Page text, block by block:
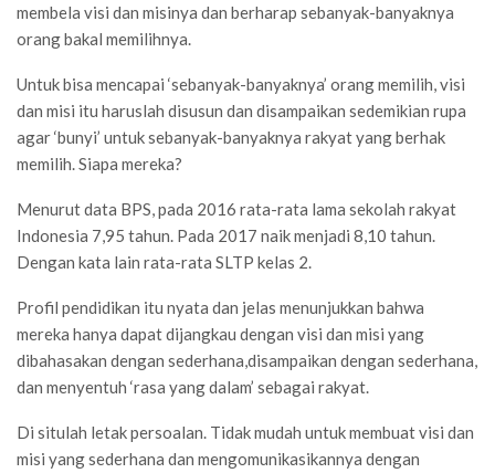
membela visi dan misinya dan berharap sebanyak-banyaknya
orang bakal memilihnya.
Untuk bisa mencapai ‘sebanyak-banyaknya’ orang memilih, visi
dan misi itu haruslah disusun dan disampaikan sedemikian rupa
agar ‘bunyi’ untuk sebanyak-banyaknya rakyat yang berhak
memilih. Siapa mereka?
Menurut data BPS, pada 2016 rata-rata lama sekolah rakyat
Indonesia 7,95 tahun. Pada 2017 naik menjadi 8,10 tahun.
Dengan kata lain rata-rata SLTP kelas 2.
Profil pendidikan itu nyata dan jelas menunjukkan bahwa
mereka hanya dapat dijangkau dengan visi dan misi yang
dibahasakan dengan sederhana,disampaikan dengan sederhana,
dan menyentuh ‘rasa yang dalam’ sebagai rakyat.
Di situlah letak persoalan. Tidak mudah untuk membuat visi dan
misi yang sederhana dan mengomunikasikannya dengan